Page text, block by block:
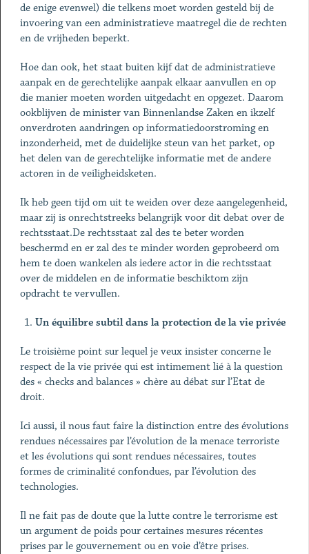
de enige evenwel) die telkens moet worden gesteld bij de
invoering van een administratieve maatregel die de rechten
en de vrijheden beperkt.
Hoe dan ook, het staat buiten kijf dat de administratieve
aanpak en de gerechtelijke aanpak elkaar aanvullen en op
die manier moeten worden uitgedacht en opgezet. Daarom
ookblijven de minister van Binnenlandse Zaken en ikzelf
onverdroten aandringen op informatiedoorstroming en
inzonderheid, met de duidelijke steun van het parket, op
het delen van de gerechtelijke informatie met de andere
actoren in de veiligheidsketen.
Ik heb geen tijd om uit te weiden over deze aangelegenheid,
maar zij is onrechtstreeks belangrijk voor dit debat over de
rechtsstaat.De rechtsstaat zal des te beter worden
beschermd en er zal des te minder worden geprobeerd om
hem te doen wankelen als iedere actor in die rechtsstaat
over de middelen en de informatie beschiktom zijn
opdracht te vervullen.
Un équilibre subtil dans la protection de la vie privée
Le troisième point sur lequel je veux insister concerne le
respect de la vie privée qui est intimement lié à la question
des « checks and balances » chère au débat sur l’Etat de
droit.
Ici aussi, il nous faut faire la distinction entre des évolutions
rendues nécessaires par l’évolution de la menace terroriste
et les évolutions qui sont rendues nécessaires, toutes
formes de criminalité confondues, par l’évolution des
technologies.
Il ne fait pas de doute que la lutte contre le terrorisme est
un argument de poids pour certaines mesures récentes
prises par le gouvernement ou en voie d’être prises.